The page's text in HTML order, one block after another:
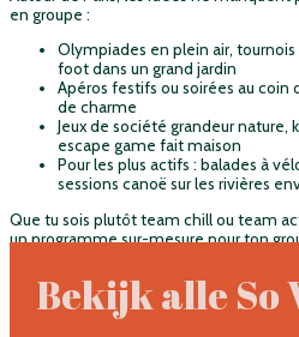
en groupe :
Olympiades en plein air,
foot dans un grand jardin
Apéros festifs ou soirées au coin
de charme
Jeux de société grandeur nature,
escape game fait maison
Pour les plus actifs : balades à
sessions canoë sur les rivières
Que tu sois plutôt team chill ou team
un programme sur-mesure pour ton
Bekijk alle So